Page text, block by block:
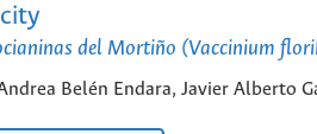
del Mortiño (Vaccinium
Belén Endara, Javier Alberto